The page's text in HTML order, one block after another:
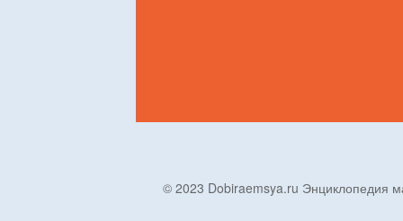
© 2023 Dobiraemsya.ru